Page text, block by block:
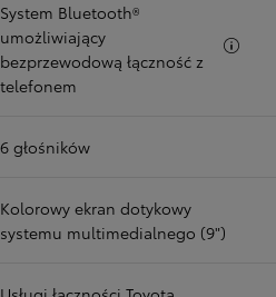
System Bluetooth®
umożliwiający
bezprzewodową łączność z
telefonem
6 głośników
Kolorowy ekran dotykowy
systemu multimedialnego (9")